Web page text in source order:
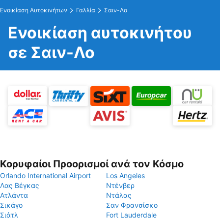
Ενοικίαση Αυτοκινήτων Γαλλία Σαιν-Λο
Ενοικίαση αυτοκινήτου
σε Σαιν-Λο
Κορυφαίοι Προορισμοί ανά τον Κόσμο
Orlando International Airport
Los Angeles
Λας Βέγκας
Ντένβερ
Ατλάντα
Ντάλας
Σικάγο
Σαν Φρανσίσκο
Σιάτλ
Fort Lauderdale